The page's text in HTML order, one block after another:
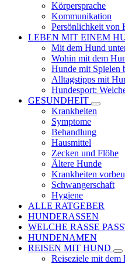
Körpersprache
Kommunikation
Persönlichkeit von
LEBEN MIT EINEM
Mit dem Hund
Wohin mit dem
Hunde mit Spielen
Alltagstipps mit
Hundesport:
GESUNDHEIT
Krankheiten
Symptome
Behandlung
Hausmittel
Zecken und Flöhe
Ältere Hunde
Krankheiten
Schwangerschaft
Hygiene
ALLE RATGEBER
HUNDERASSEN
WELCHE RASSE
HUNDENAMEN
REISEN MIT HUND
Reiseziele mit dem